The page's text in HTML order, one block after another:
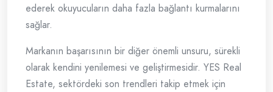
ederek okuyucuların daha fazla bağlantı kurmalarını
sağlar.
Markanın başarısının bir diğer önemli unsuru, sürekli
olarak kendini yenilemesi ve geliştirmesidir. YES Real
Estate, sektördeki son trendleri takip etmek için